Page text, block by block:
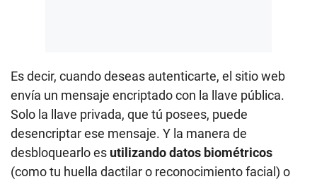
Es decir, cuando deseas autenticarte, el sitio web
envía un mensaje encriptado con la llave pública.
Solo la llave privada, que tú posees, puede
desencriptar ese mensaje. Y la manera de
desbloquearlo es utilizando datos biométricos
(como tu huella dactilar o reconocimiento facial) o